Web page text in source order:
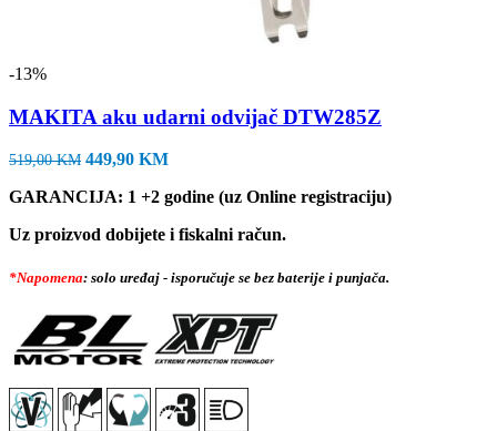
-13%
MAKITA aku udarni odvijač DTW285Z
519,00KM Izvorna
bila
519,00 KM.
449,90 KMTrenutna
je:
GARANCIJA: 1 +2 godine (uz Online registraciju)
Uz proizvod dobijete i fiskalni račun.
*Napomena: solo uređaj - isporučuje se bez baterije i punjača.